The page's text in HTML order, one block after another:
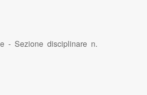
- Sezione disciplinare n.